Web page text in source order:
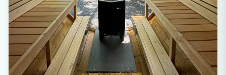
さい。 土足の痕跡や、スリッパの屋外使用による汚損が確認された場合は、特別清
掃費として50,000円を請求します。 8. 飲食および強い臭いの制限 室内への強い臭
いを発する食品の持ち込みや、油分の多い調理（焼肉、揚げ物など）は禁止です。
臭いや汚れが残った場合は追加清掃費50,000円を請求します。 9. ペット・パーティ
ーの禁止 ペットの同伴、およびパーティーやイベントの開催は禁止です。 違反時
は退去要求および特別清掃費50,000円を請求します。 10. 清掃、ゴミ処理、原状回復
チェックアウト時までに、使用した食器の洗浄と簡単な片付けをお願いします。
通常の範囲を超える過度な汚損、ゴミの放置や室内荒らしが確認された場合は、追加清
掃費15,000円を請求します。 家具や備品は元の位置お戻し下さい。 ゴミは指定の
分別方法に従い廃棄してください。 放置や嘔吐等による著しい汚損は、追加清掃・